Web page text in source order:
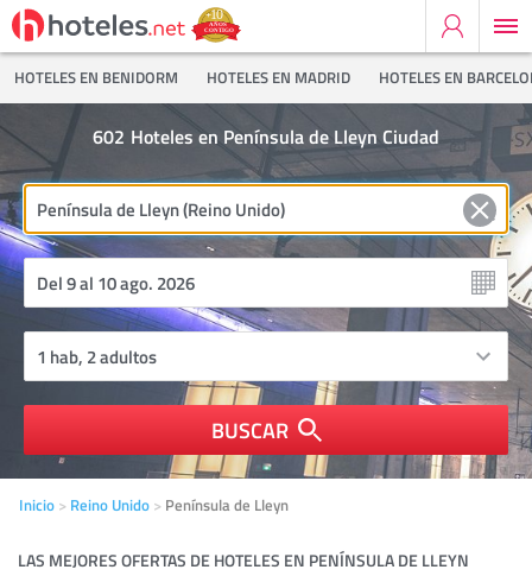
HOTELES EN BENIDORM HOTELES EN MADRID HOTELES EN
Hoteles en Península de Lleyn Ciudad
602
BUSCAR
Inicio Reino Unido Península de Lleyn
LAS MEJORES OFERTAS DE HOTELES EN PENÍNSULA DE LLEYN